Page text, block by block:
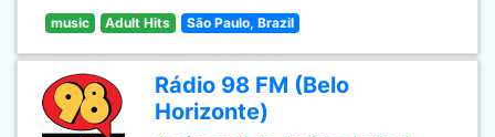
music Adult Hits São Paulo, Brazil
Rádio 98 FM (Belo
Horizonte)